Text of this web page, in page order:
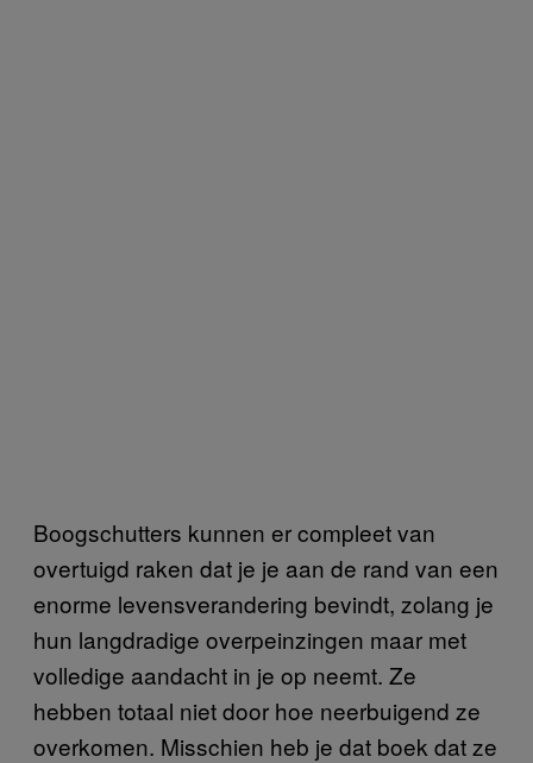
Boogschutters kunnen er compleet van
overtuigd raken dat je je aan de rand van een
enorme levensverandering bevindt, zolang je
hun langdradige overpeinzingen maar met
volledige aandacht in je op neemt. Ze
hebben totaal niet door hoe neerbuigend ze
overkomen. Misschien heb je dat boek dat ze